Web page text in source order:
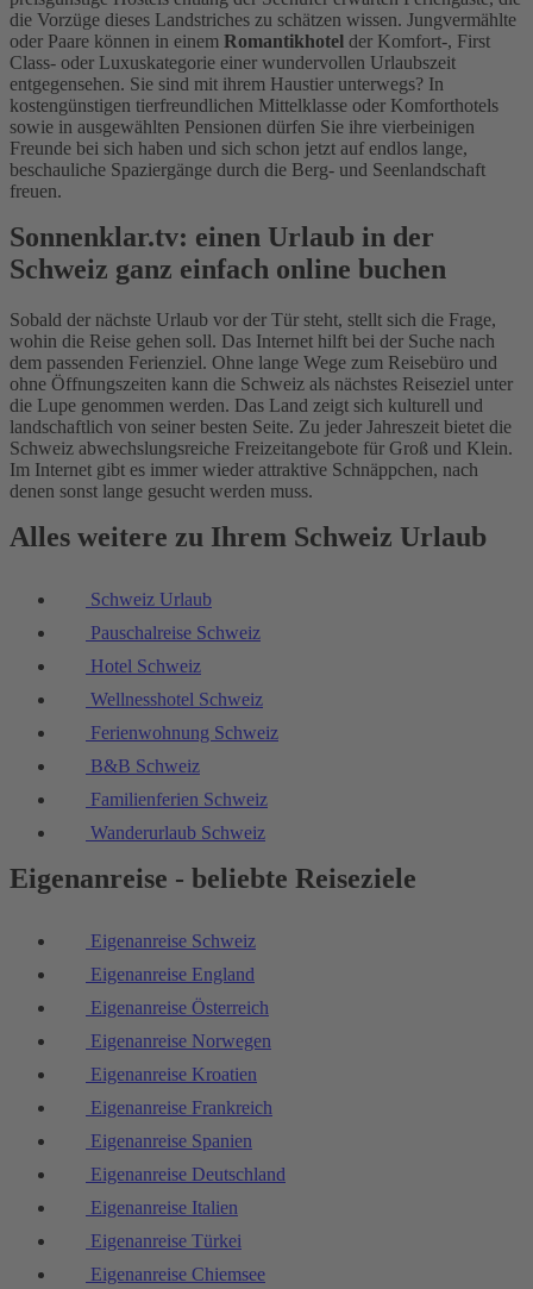
die Vorzüge dieses Landstriches zu schätzen wissen. Jungvermählte
oder Paare können in einem Romantikhotel der Komfort-, First
Class- oder Luxuskategorie einer wundervollen Urlaubszeit
entgegensehen. Sie sind mit ihrem Haustier unterwegs? In
kostengünstigen tierfreundlichen Mittelklasse oder Komforthotels
sowie in ausgewählten Pensionen dürfen Sie ihre vierbeinigen
Freunde bei sich haben und sich schon jetzt auf endlos lange,
beschauliche Spaziergänge durch die Berg- und Seenlandschaft
freuen.
Sonnenklar.tv: einen Urlaub in der
Schweiz ganz einfach online buchen
Sobald der nächste Urlaub vor der Tür steht, stellt sich die Frage,
wohin die Reise gehen soll. Das Internet hilft bei der Suche nach
dem passenden Ferienziel. Ohne lange Wege zum Reisebüro und
ohne Öffnungszeiten kann die Schweiz als nächstes Reiseziel unter
die Lupe genommen werden. Das Land zeigt sich kulturell und
landschaftlich von seiner besten Seite. Zu jeder Jahreszeit bietet die
Schweiz abwechslungsreiche Freizeitangebote für Groß und Klein.
Im Internet gibt es immer wieder attraktive Schnäppchen, nach
denen sonst lange gesucht werden muss.
Alles weitere zu Ihrem Schweiz Urlaub
Schweiz Urlaub
Pauschalreise Schweiz
Hotel Schweiz
Wellnesshotel Schweiz
Ferienwohnung Schweiz
B&B Schweiz
Familienferien Schweiz
Wanderurlaub Schweiz
Eigenanreise - beliebte Reiseziele
Eigenanreise Schweiz
Eigenanreise England
Eigenanreise Österreich
Eigenanreise Norwegen
Eigenanreise Kroatien
Eigenanreise Frankreich
Eigenanreise Spanien
Eigenanreise Deutschland
Eigenanreise Italien
Eigenanreise Türkei
Eigenanreise Chiemsee